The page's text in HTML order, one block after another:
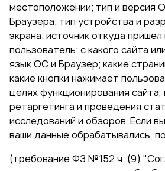
местоположении; тип и версия
Браузера; тип устройства и
экрана; источник откуда пришел
пользователь; с какого сайта
язык ОС и Браузер; какие
какие кнопки нажимает
целях функционирования
ретаргетинга и проведения
исследований и обзоров. Если
ваши данные обрабатывались,
(требование ФЗ №152 ч. (9)